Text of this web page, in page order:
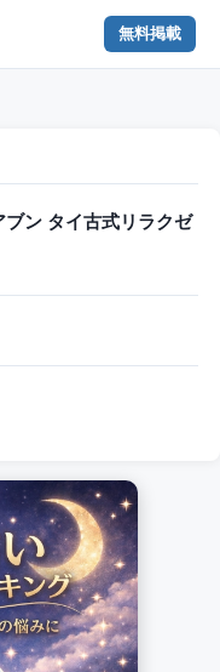
無料掲載
ン タイ古式リラクゼ